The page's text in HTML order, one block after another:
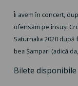
Îi avem în concert,
ofensăm pe însuși
Saturnalia 2020 după
bea Șampari (adică
Bilete disponibile